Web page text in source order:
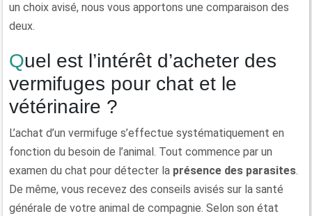
un choix avisé, nous vous apportons une comparaison des
deux.
Quel est l’intérêt d’acheter des
vermifuges pour chat et le
vétérinaire ?
L’achat d’un vermifuge s’effectue systématiquement en
fonction du besoin de l’animal. Tout commence par un
examen du chat pour détecter la présence des parasites.
De même, vous recevez des conseils avisés sur la santé
générale de votre animal de compagnie. Selon son état